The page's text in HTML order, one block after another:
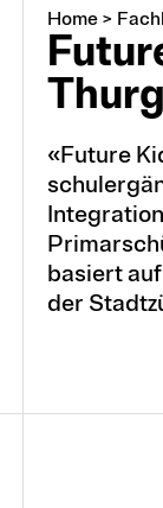
Bildung,
Deutsch
Home>
«Future
basiert
der